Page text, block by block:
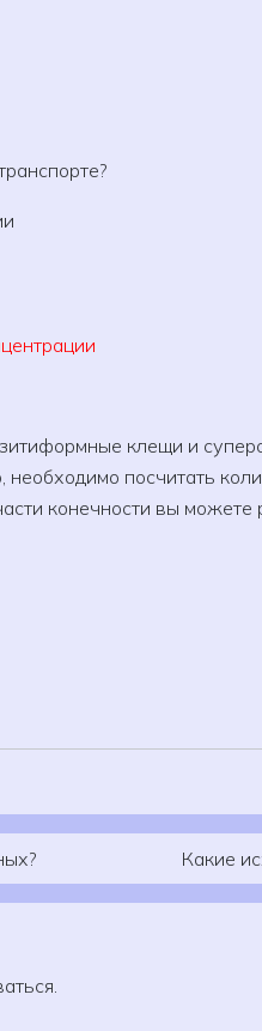
клещи и
посчитать
конечности вы
Какие
.